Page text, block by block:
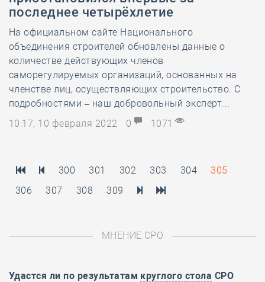
последнее четырёхлетие
На официальном сайте Национального
объединения строителей обновлены данные о
количестве действующих членов
саморегулируемых организаций, основанных на
членстве лиц, осуществляющих строительство. С
подробностями – наш добровольный эксперт...
10:17, 10 февраля 2022
0 1071
300 301 302 303 304
305
306
307 308 309
МНЕНИЕ СРО
Удастся ли по результатам круглого стола СРО